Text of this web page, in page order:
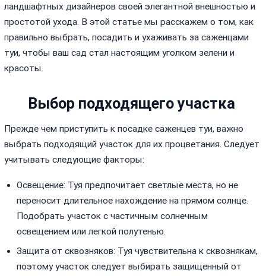
ландшафтных дизайнеров своей элегантной внешностью и
простотой ухода. В этой статье мы расскажем о том, как
правильно выбрать, посадить и ухаживать за саженцами
туи, чтобы ваш сад стал настоящим уголком зелени и
красоты.
Выбор подходящего участка
Прежде чем приступить к посадке саженцев туи, важно
выбрать подходящий участок для их процветания. Следует
учитывать следующие факторы:
Освещение: Туя предпочитает светлые места, но не
переносит длительное нахождение на прямом солнце.
Подобрать участок с частичным солнечным
освещением или легкой полутенью.
Защита от сквозняков: Туя чувствительна к сквознякам,
поэтому участок следует выбирать защищенный от